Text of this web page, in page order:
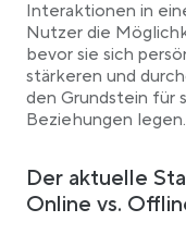
Interaktionen in
Nutzer die
bevor sie sich
stärkeren und
den Grundstein für
Beziehungen legen.
Der aktuelle
Online vs.